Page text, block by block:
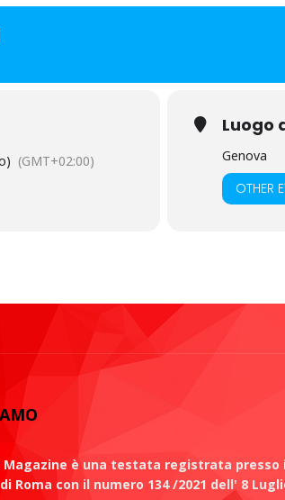
(GMT+02:00)
Luogo
Genova
OTHER
Magazine è una testata registrata presso
Roma con il numero 134 /2021 dell' 8